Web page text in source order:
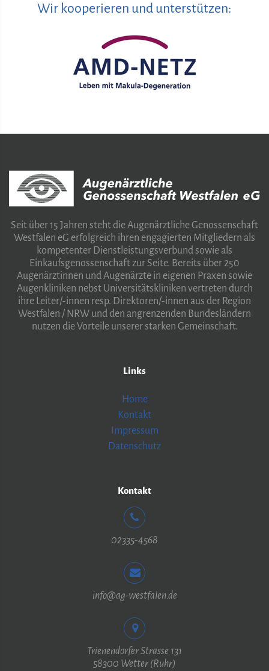
Wir kooperieren und unterstützen:
Seit über 15 Jahren steht die Augenärztliche Genossenschaft
Westfalen eG erfolgreich ihren engagierten Mitgliedern als
kompetenter Dienstleistungsverbund sowie als
Einkaufsgenossenschaft zur Seite. Bereits über 250
Augenärztinnen und Augenärzte in eigenen Praxen sowie
Augenkliniken nebst Universitätskliniken vertreten durch
ihre Leiter/-innen resp. Direktoren/-innen aus der Region
Westfalen / NRW und den angrenzenden Bundesländern
nutzen die Vorteile unserer starken Gemeinschaft.
Links
Home
Kontakt
Impressum
Datenschutz
Kontakt
02335-4568
info@ag-westfalen.de
Trienendorfer Strasse 131
58300 Wetter (Ruhr)